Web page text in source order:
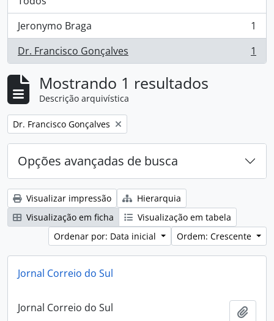
Jeronymo Braga
, 1 resultados
1
Dr. Francisco Gonçalves
, 1 resultados 1
Mostrando 1 resultados
Descrição arquivística
Remover filtro:
Dr. Francisco Gonçalves
Opções avançadas de busca
Visualizar impressão
Hierarquia
Visualização em ficha
Visualização em tabela
Ordenar por: Data inicial
Ordem: Crescente
Jornal Correio do Sul
Jornal Correio do Sul